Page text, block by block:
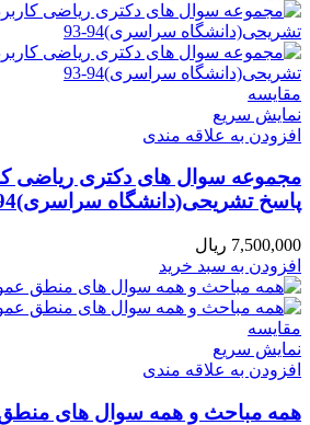
مقايسه
نمایش سریع
افزودن به علاقه مندی
مجموعه سوال های دکتری ریاضی
پاسخ تشریحی(دانشگاه سراسری)94-93...
7,500,000 ریال
افزودن به سبد خرید
مقايسه
نمایش سریع
افزودن به علاقه مندی
همه مباحث و همه سوال های